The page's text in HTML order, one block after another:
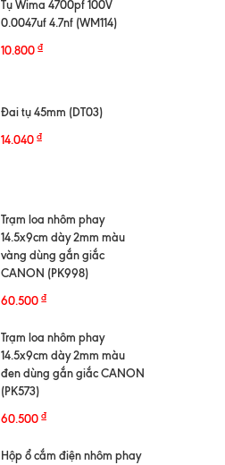
Tụ Wima 4700pf 100V
0.0047uf 4.7nf (WM114)
10.800₫
Đai tụ 45mm (DT03)
14.040₫
Trạm loa nhôm phay
14.5x9cm dày 2mm màu
vàng dùng gắn giắc
CANON (PK998)
60.500₫
Trạm loa nhôm phay
14.5x9cm dày 2mm màu
đen dùng gắn giắc CANON
(PK573)
60.500₫
Hộp ổ cắm điện nhôm phay